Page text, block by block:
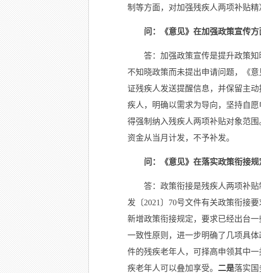
制等方面，对加强残疾人两项补贴精
问：《意见》在加强政策宣传方
答：加强政策宣传是提升政策
不知晓政策而未提出申请问题，《
证残疾人发送提醒信息，并保留主
疾人，明确以需求为导向，坚持自
得强制纳入残疾人两项补贴对象范
资金从当月计发，不予补发。
问：《意见》在落实政策衔接规
答：政策衔接是残疾人两项补
发〔2021〕70号文件有关政策衔接
新增政策衔接规定，要求已经出台
一致性原则，进一步明确了几项具体
件的残疾老年人，可择高申领其中
疾老年人可以叠加享受。 二是落实